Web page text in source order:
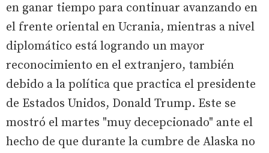
en ganar tiempo para continuar avanzando en
el frente oriental en Ucrania, mientras a nivel
diplomático está logrando un mayor
reconocimiento en el extranjero, también
debido a la política que practica el presidente
de Estados Unidos, Donald Trump. Este se
mostró el martes "muy decepcionado" ante el
hecho de que durante la cumbre de Alaska no